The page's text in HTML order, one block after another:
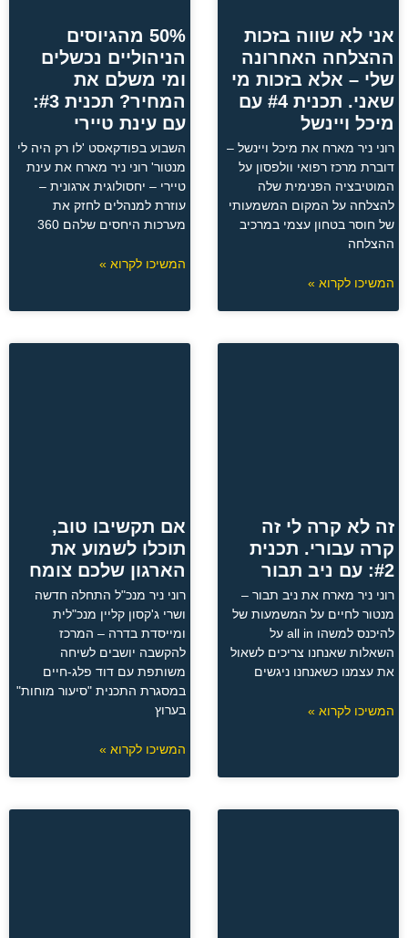
אני לא שווה בזכות
ההצלחה האחרונה
שלי – אלא בזכות מי
שאני. תכנית #4 עם
מיכל ויינשל
רוני ניר מארח את מיכל ויינשל –
דוברת מרכז רפואי וולפסון על
המוטיבציה הפנימית שלה
להצלחה על המקום המשמעותי
של חוסר בטחון עצמי במרכיב
ההצלחה
המשיכו לקרוא »
50% מהגיוסים
הניהוליים נכשלים
ומי משלם את
המחיר? תכנית #3:
עם עינת טיירי
השבוע בפודקאסט 'לו רק היה לי
מנטור' רוני ניר מארח את עינת
טיירי – יחסולוגית ארגונית –
עוזרת למנהלים לחזק את
מערכות היחסים שלהם 360
המשיכו לקרוא »
זה לא קרה לי זה
קרה עבורי. תכנית
#2: עם ניב תבור
רוני ניר מארח את ניב תבור –
מנטור לחיים על המשמעות של
להיכנס למשהו all in על
השאלות שאנחנו צריכים לשאול
את עצמנו כשאנחנו ניגשים
המשיכו לקרוא »
אם תקשיבו טוב,
תוכלו לשמוע את
הארגון שלכם צומח
רוני ניר מנכ"ל התחלה חדשה
ושרי ג'קסון קליין מנכ"לית
ומייסדת בדרה – המרכז
להקשבה יושבים לשיחה
משותפת עם דוד פלג-חיים
במסגרת התכנית "סיעור מוחות"
בערוץ
המשיכו לקרוא »